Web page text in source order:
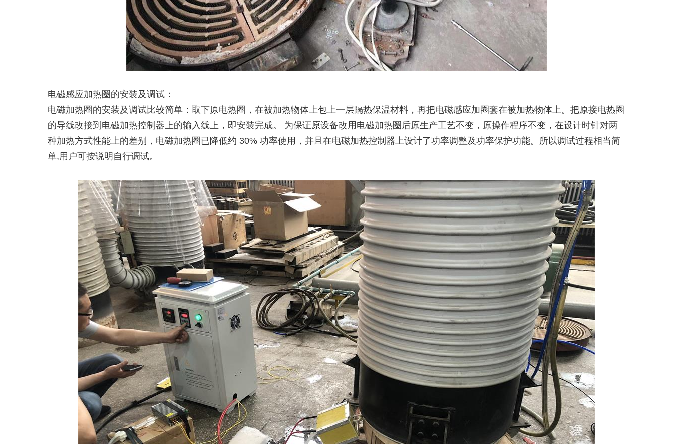
电磁感应加热圈的安装及调试：
电磁加热圈的安装及调试比较简单：取下原电热圈，在被加热物体上包上一层隔热保温材料，再把电磁感应加圈套在被加热物体上。把原接电热圈
的导线改接到电磁加热控制器上的输入线上，即安装完成。 为保证原设备改用电磁加热圈后原生产工艺不变，原操作程序不变，在设计时针对两
种加热方式性能上的差别，电磁加热圈已降低约 30% 功率使用，并且在电磁加热控制器上设计了功率调整及功率保护功能。所以调试过程相当简
单,用户可按说明自行调试。